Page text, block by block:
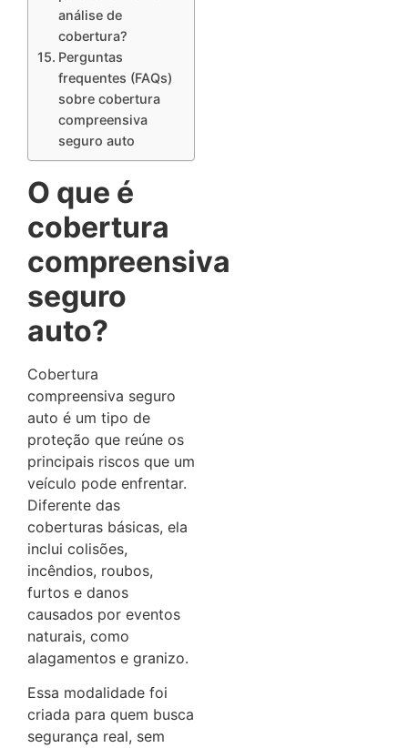
análise de
cobertura?
Perguntas
frequentes (FAQs)
sobre cobertura
compreensiva
seguro auto
O que é
cobertura
compreensiva
seguro
auto?
Cobertura
compreensiva seguro
auto é um tipo de
proteção que reúne os
principais riscos que um
veículo pode enfrentar.
Diferente das
coberturas básicas, ela
inclui colisões,
incêndios, roubos,
furtos e danos
causados por eventos
naturais, como
alagamentos e granizo.
Essa modalidade foi
criada para quem busca
segurança real, sem